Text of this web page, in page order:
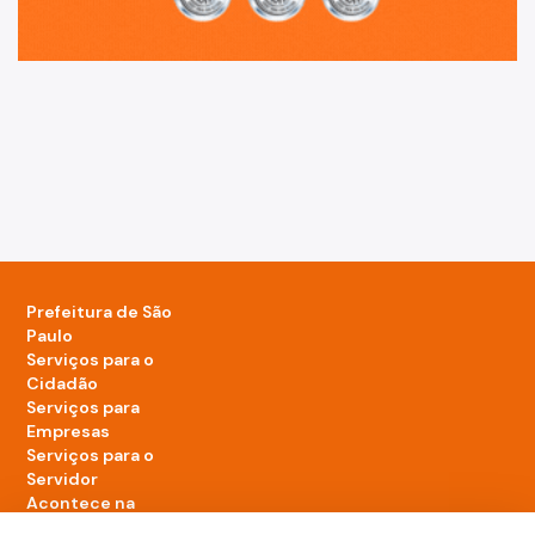
Prefeitura de São
Paulo
Serviços para o
Cidadão
Serviços para
Empresas
Serviços para o
Servidor
Acontece na